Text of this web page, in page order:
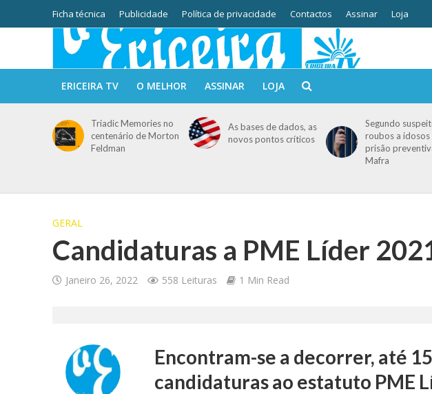
Ficha técnica Publicidade Política de privacidade Contactos Assinar Loja
ERICEIRA TV O MELHOR ASSINAR LOJA
Triadic Memories no
centenário de Morton
Feldman
As bases de dados, as
novos pontos críticos
Segundo
roubos a idosos
prisão
Mafra
GERAL
Candidaturas a PME Líder
Janeiro 26, 2022 558 Leituras 1 Min Read
Encontram-se a decorrer, até
candidaturas ao estatuto PME